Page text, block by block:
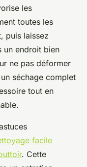
les
toutes les
puis laissez
un endroit bien
ne pas déformer
séchage complet
tout en
facile
. Cette